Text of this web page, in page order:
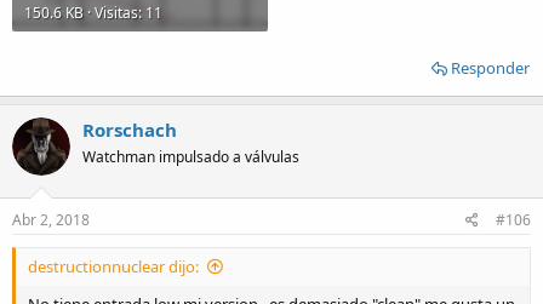
150.6 KB · Visitas: 11
Responder
Rorschach
Watchman impulsado a válvulas
Abr 2, 2018 #106
destructionnuclear dijo: